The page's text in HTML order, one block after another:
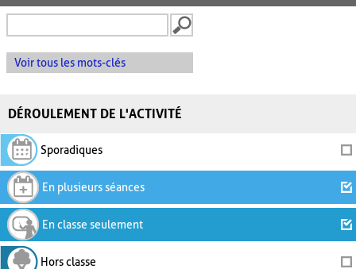
Voir tous les mots-clés
DÉROULEMENT DE L'ACTIVITÉ
Sporadiques
En plusieurs séances
En classe seulement
Hors classe